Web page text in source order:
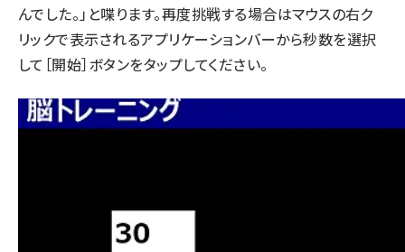
んでした。」と喋ります。再度挑戦する場合はマウスの右ク
リックで表示されるアプリケーションバーから秒数を選択
して［開始］ボタンをタップしてください。